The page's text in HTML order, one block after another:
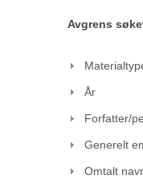
Avgrens
År
Forfatter/
Generelt
Omtalt